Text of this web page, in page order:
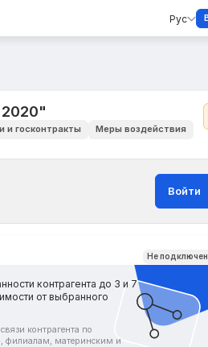
Рус
и госконтракты
Меры воздействия
Войти
Не
контрагента до 3 и 7
от выбранного
контрагента по
филиалам, материнским и